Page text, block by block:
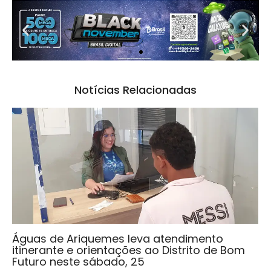
Notícias Relacionadas
Águas de Ariquemes leva atendimento
itinerante e orientações ao Distrito de Bom
Futuro neste sábado, 25